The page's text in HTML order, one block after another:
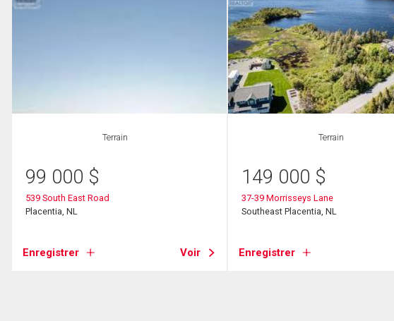
Terrain
99 000 $
539 South East Road
Placentia, NL
Enregistrer Voir
Terrain
149 000 $
37-39 Morrisseys Lane
Southeast Placentia, NL
Enregistrer